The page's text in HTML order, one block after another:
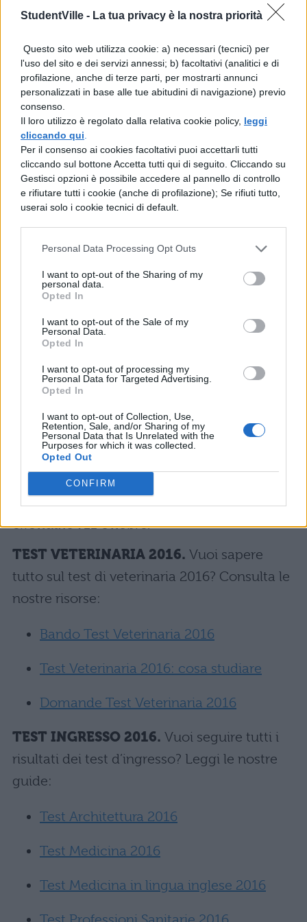
StudentVille - La tua privacy è la nostra priorità
Questo sito web utilizza cookie: a) necessari (tecnici) per
l'uso del sito e dei servizi annessi; b) facoltativi (analitici e di
profilazione, anche di terze parti, per mostrarti annunci
personalizzati in base alle tue abitudini di navigazione) previo
consenso.
Il loro utilizzo è regolato dalla relativa cookie policy, leggi
cliccando qui
Per il consenso ai cookies facoltativi puoi accettarli tutti
cliccando sul bottone Accetta tutti qui di seguito. Cliccando su
Gestisci opzioni è possibile accedere al pannello di controllo
e rifiutare tutti i cookie (anche di profilazione); Se rifiuti tutto,
userai solo i cookie tecnici di default.
Personal Data Processing Opt Outs
I want to opt-out of the Sharing of my
personal data.
Opted In
I want to opt-out of the Sale of my
Personal Data.
Opted In
I want to opt-out of processing my
Personal Data for Targeted Advertising.
Opted In
I want to opt-out of Collection, Use,
Retention, Sale, and/or Sharing of my
Personal Data that Is Unrelated with the
Purposes for which it was collected.
Opted Out
CONFIRM
entrare in ciascuna Università.
Se hai ancora dubbi sulla prova, leggi: Test
Veterinaria 2016: domande e risposte esatte
TEST VETERINARIA 2016: I RISULTATI.
tuo punteggio personale ti sarà comunicato
invece il29 settembresulla tua pagina
personale Universitaly con le foto del
compito che hai sostenuto annesse. Se non
facoltà alternativa o di fare ricorso nel caso
tu abbia assistito a delle irregolarità durante
la prova d’ingresso. Se invece hai ottenuto
più di 20 punti, allora dovrai attendere fino al
4 ottobreper conoscere la tua sorte: in
questa data il Miur pubblicherà infatti la
graduatoria nazionale per veterinaria,
consultabile sempre nella tua area privata di
Universitaly. Se non hai ottenuto un
disponibile, non ti resta che aspettare gli
scorrimenti,il primo dei quali sarà
effettuato l’11 ottobre.
TEST VETERINARIA 2016. Vuoi sapere
tutto sul test di veterinaria 2016? Consulta le
nostre risorse:
Bando Test Veterinaria 2016
Test Veterinaria 2016: cosa studiare
Domande Test Veterinaria 2016
TEST INGRESSO 2016. Vuoi seguire tutti i
risultati dei test d’ingresso? Leggi le nostre
guide:
Test Architettura 2016
Test Medicina 2016
Test Medicina in lingua inglese 2016